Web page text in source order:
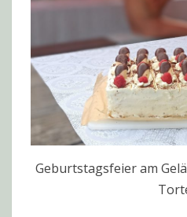
Geburtstagsfeier am